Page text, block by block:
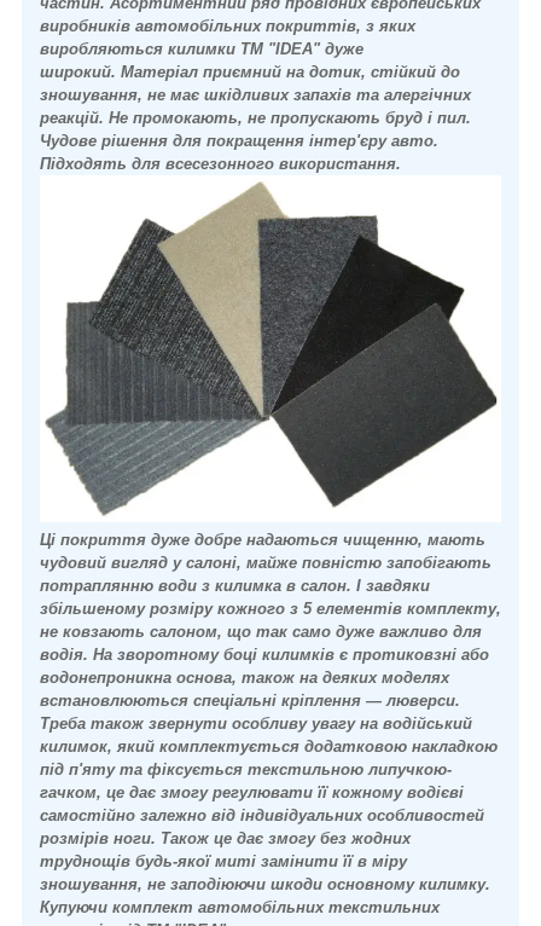
виробників автомобільних покриттів, з яких
виробляються килимки ТМ "IDEA" дуже
широкий. Матеріал приємний на дотик, стійкий до
зношування, не має шкідливих запахів та алергічних
реакцій. Не промокають, не пропускають бруд і пил.
Чудове рішення для покращення інтер'єру авто.
Підходять для всесезонного використання.
Ці покриття дуже добре надаються чищенню, мають
чудовий вигляд у салоні, майже повністю запобігають
потраплянню води з килимка в салон. І завдяки
збільшеному розміру кожного з 5 елементів комплекту,
не ковзають салоном, що так само дуже важливо для
водія. На зворотному боці килимків є протиковзні або
водонепроникна основа, також на деяких моделях
встановлюються спеціальні кріплення — люверси.
Треба також звернути особливу увагу на водійський
килимок, який комплектується додатковою накладкою
під п'яту та фіксується текстильною липучкою-
гачком, це дає змогу регулювати її кожному водієві
самостійно залежно від індивідуальних особливостей
розмірів ноги. Також це дає змогу без жодних
труднощів будь-якої миті замінити її в міру
зношування, не заподіюючи шкоди основному килимку.
Купуючи комплект автомобільних текстильних